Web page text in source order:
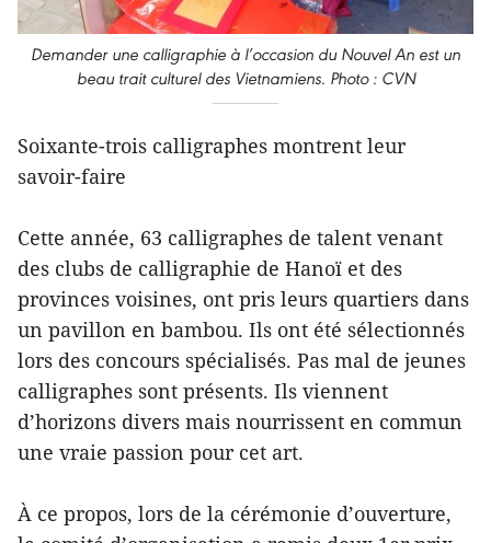
Demander une calligraphie à l’occasion du Nouvel An est un
beau trait culturel des Vietnamiens. Photo : CVN
Soixante-trois calligraphes montrent leur
savoir-faire
Cette année, 63 calligraphes de talent venant
des clubs de calligraphie de Hanoï et des
provinces voisines, ont pris leurs quartiers dans
un pavillon en bambou. Ils ont été sélectionnés
lors des concours spécialisés. Pas mal de jeunes
calligraphes sont présents. Ils viennent
d’horizons divers mais nourrissent en commun
une vraie passion pour cet art.
À ce propos, lors de la cérémonie d’ouverture,